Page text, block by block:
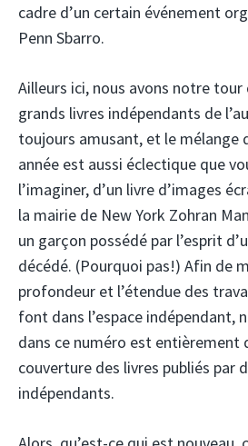
cadre d’un certain événement
Penn Sbarro.
Ailleurs ici, nous avons notre tour
grands livres indépendants de
toujours amusant, et le mélange
année est aussi éclectique que
l’imaginer, d’un livre d’images
la mairie de New York Zohran
un garçon possédé par l’esprit
décédé. (Pourquoi pas!) Afin de
profondeur et l’étendue des
font dans l’espace indépendant,
dans ce numéro est entièrement
couverture des livres publiés par
indépendants.